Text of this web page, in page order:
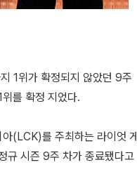
1위가 확정되지 않았던 9주
를 확정 지었다.
(LCK)를 주최하는 라이엇 게
규 시즌 9주 차가 종료됐다고